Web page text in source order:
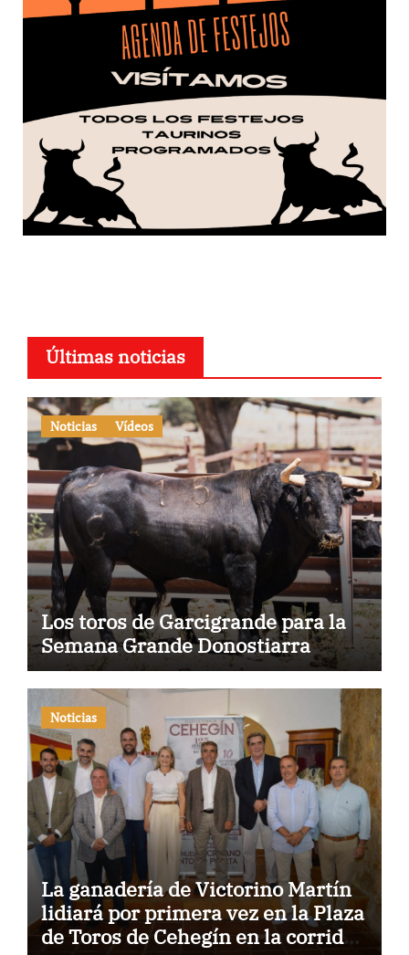
Últimas noticias
Noticias Vídeos
Los toros de Garcigrande para la
Semana Grande Donostiarra
Noticias
La ganadería de Victorino Martín
lidiará por primera vez en la Plaza
de Toros de Cehegín en la corrida